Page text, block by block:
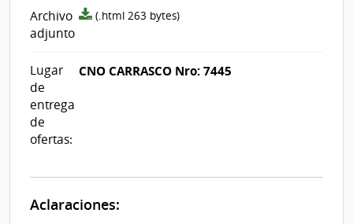
Archivo
adjunto
archivo
(.html 263 bytes)
Lugar
de
entrega
de
ofertas:
CNO CARRASCO Nro: 7445
Aclaraciones: